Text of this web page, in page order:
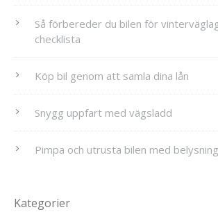
Så förbereder du bilen för
checklista
Köp bil genom att samla dina lån
Snygg uppfart med vägsladd
Pimpa och utrusta bilen med belysning
Kategorier